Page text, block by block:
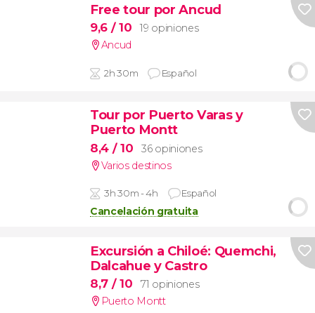
Free tour por Ancud
9,6 / 10
19 opiniones
Ancud
2h 30m Español
Tour por Puerto Varas y
Puerto Montt
8,4 / 10
36 opiniones
Varios destinos
3h 30m - 4h Español
Cancelación gratuita
Excursión a Chiloé: Quemchi,
Dalcahue y Castro
8,7 / 10
71 opiniones
Puerto Montt